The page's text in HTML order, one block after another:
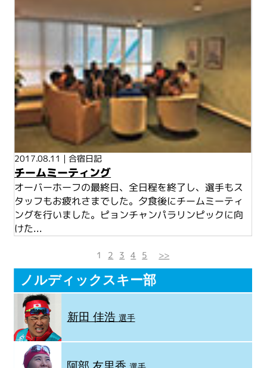
2017.08.11 | 合宿日記
チームミーティング
オーバーホーフの最終日、全日程を終了し、選手もス
タッフもお疲れさまでした。夕食後にチームミーティ
ングを行いました。ピョンチャンパラリンピックに向
けた...
1 2 3 4 5 >>
ノルディックスキー部
新田 佳浩 選手